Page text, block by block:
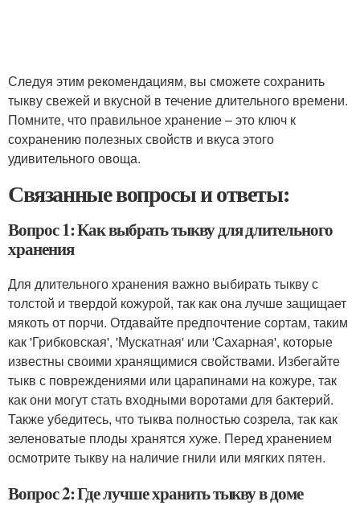
Следуя этим рекомендациям, вы сможете сохранить
тыкву свежей и вкусной в течение длительного времени.
Помните, что правильное хранение – это ключ к
сохранению полезных свойств и вкуса этого
удивительного овоща.
Связанные вопросы и ответы:
Вопрос 1: Как выбрать тыкву для длительного
хранения
Для длительного хранения важно выбирать тыкву с
толстой и твердой кожурой, так как она лучше защищает
мякоть от порчи. Отдавайте предпочтение сортам, таким
как 'Грибковская', 'Мускатная' или 'Сахарная', которые
известны своими хранящимися свойствами. Избегайте
тыкв с повреждениями или царапинами на кожуре, так
как они могут стать входными воротами для бактерий.
Также убедитесь, что тыква полностью созрела, так как
зеленоватые плоды хранятся хуже. Перед хранением
осмотрите тыкву на наличие гнили или мягких пятен.
Вопрос 2: Где лучше хранить тыкву в доме